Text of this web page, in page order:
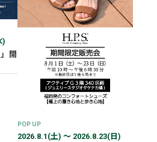
)
開
POP UP
2026.8.1(土) 〜 2026.8.23(日)